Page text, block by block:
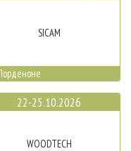
SICAM
22-25.10.2026
WOODTECH